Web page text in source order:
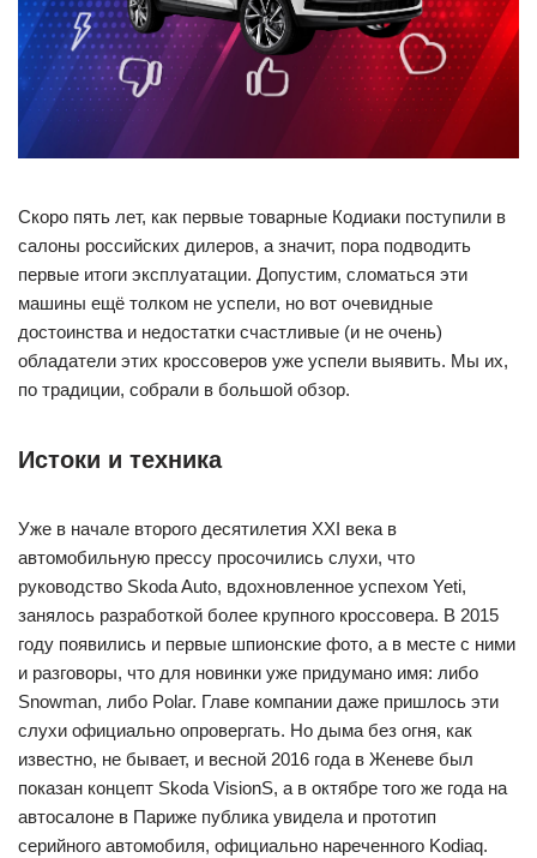
Скоро пять лет, как первые товарные Кодиаки поступили в
салоны российских дилеров, а значит, пора подводить
первые итоги эксплуатации. Допустим, сломаться эти
машины ещё толком не успели, но вот очевидные
достоинства и недостатки счастливые (и не очень)
обладатели этих кроссоверов уже успели выявить. Мы их,
по традиции, собрали в большой обзор.
Истоки и техника​
Уже в начале второго десятилетия XXI века в
автомобильную прессу просочились слухи, что
руководство Skoda Auto, вдохновленное успехом Yeti,
занялось разработкой более крупного кроссовера. В 2015
году появились и первые шпионские фото, а в месте с ними
и разговоры, что для новинки уже придумано имя: либо
Snowman, либо Polar. Главе компании даже пришлось эти
слухи официально опровергать. Но дыма без огня, как
известно, не бывает, и весной 2016 года в Женеве был
показан концепт Skoda VisionS, а в октябре того же года на
автосалоне в Париже публика увидела и прототип
серийного автомобиля, официально нареченного Kodiaq.